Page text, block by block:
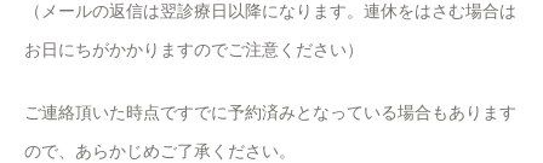
（メールの返信は翌診療日以降になります。連休をはさむ場合は
お日にちがかかりますのでご注意ください）
ご連絡頂いた時点ですでに予約済みとなっている場合もあります
ので、あらかじめご了承ください。